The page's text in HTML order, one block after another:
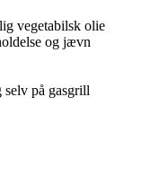
vegetabilsk olie
og jævn
på gasgrill